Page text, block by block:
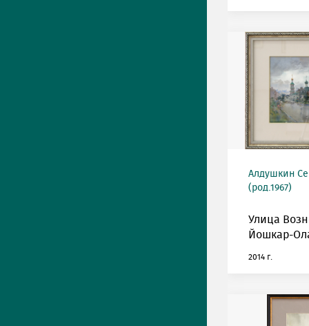
Алдушкин
(род.1967)
Улица
Йошкар-
2014 г.